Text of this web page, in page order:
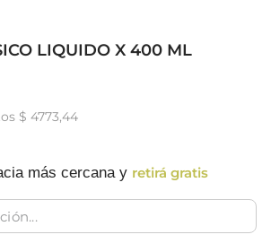
LIQUIDO X 400 ML
$ 4773,44
más cercana y retirá gratis